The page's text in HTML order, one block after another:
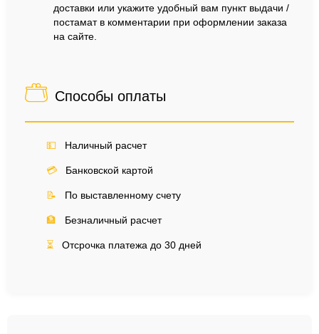
доставки или укажите удобный вам пункт выдачи /
постамат в комментарии при оформлении заказа
на сайте.
Способы оплаты
💵 Наличный расчет
💳 Банковской картой
📝 По выставленному счету
🏦 Безналичный расчет
⏳ Отсрочка платежа до 30 дней